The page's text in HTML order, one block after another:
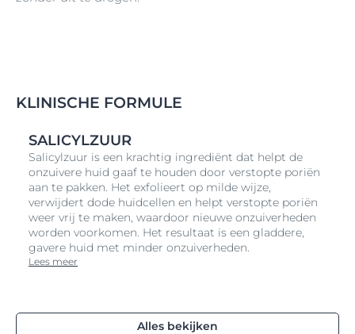
KLINISCHE FORMULE
SALICYLZUUR
Salicylzuur is een krachtig ingrediënt dat helpt de
onzuivere huid gaaf te houden door verstopte poriën
aan te pakken. Het exfolieert op milde wijze,
verwijdert dode huidcellen en helpt verstopte poriën
weer vrij te maken, waardoor nieuwe onzuiverheden
worden voorkomen. Het resultaat is een gladdere,
gavere huid met minder onzuiverheden.
Lees meer
Alles bekijken